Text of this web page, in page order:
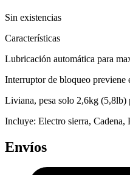
Sin existencias
Características
Lubricación automática para
Interruptor de bloqueo previene
Liviana, pesa solo 2,6kg (5,8lb)
Incluye: Electro sierra, Cadena,
Envíos